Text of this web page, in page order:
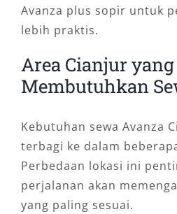
Avanza plus sopir untuk
lebih praktis.
Area Cianjur
Membutuhkan
Kebutuhan sewa Avanza
terbagi ke dalam
Perbedaan lokasi ini
perjalanan akan
yang paling sesuai.